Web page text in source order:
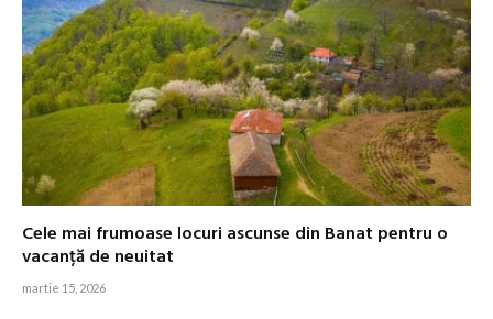
Cele mai frumoase locuri ascunse din Banat pentru o
vacanță de neuitat
martie 15, 2026